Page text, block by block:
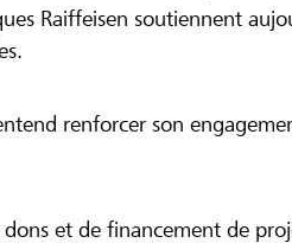
Raiffeisen soutiennent
renforcer son
et de financement de